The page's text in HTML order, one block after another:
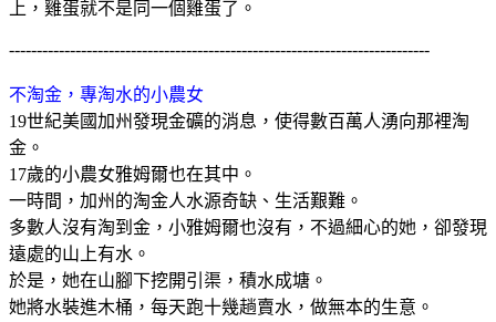
上，雞蛋就不是同一個雞蛋了。
----------------------------------------------------------------------------
不淘金，專淘水的小農女
19世紀美國加州發現金礦的消息，使得數百萬人湧向那裡淘
金。
17歲的小農女雅姆爾也在其中。
一時間，加州的淘金人水源奇缺、生活艱難。
多數人沒有淘到金，小雅姆爾也沒有，不過細心的她，卻發現
遠處的山上有水。
於是，她在山腳下挖開引渠，積水成塘。
她將水裝進木桶，每天跑十幾趟賣水，做無本的生意。